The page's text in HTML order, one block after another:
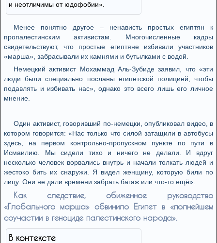
и неотличимы от юдофобии».
Менее понятно другое – ненависть простых египтян к
пропалестинским активистам. Многочисленные кадры
свидетельствуют, что простые египтяне избивали участников
«марша», забрасывали их камнями и бутылками с водой.
Немецкий активист Мохаммад Аль-Зубиде заявил, что «эти
люди были специально посланы египетской полицией, чтобы
подавлять и избивать нас», однако это всего лишь его личное
мнение.
Один активист, говоривший по-немецки, опубликовал видео, в
котором говорится: «Нас только что силой затащили в автобусы
здесь, на первом контрольно-пропускном пункте по пути в
Исмаилию. Мы сидели тихо и ничего не делали. И вдруг
несколько человек ворвались внутрь и начали толкать людей и
жестоко бить их снаружи. Я видел женщину, которую били по
лицу. Они не дали времени забрать багаж или что-то ещё».
Как следствие, обиженное руководство
«Глобального марша» обвинило Египет в «полнейшем
соучастии в геноциде палестинского народа».
В контексте